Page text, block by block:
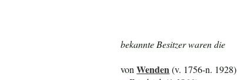
bekannte Besitzer waren die
vonWenden (v. 1756-n. 1928)